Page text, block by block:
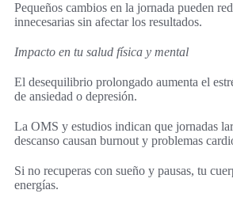
Pequeños cambios en la jornada pueden
innecesarias sin afectar los resultados.
Impacto en tu salud física y mental
El desequilibrio prolongado aumenta el
de ansiedad o depresión.
La OMS y estudios indican que jornadas
descanso causan burnout y problemas
Si no recuperas con sueño y pausas, tu
energías.